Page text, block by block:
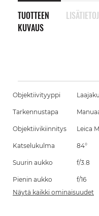
TUOTTEEN
KUVAUS
Objektiivityyppi
Tarkennustapa
Objektiivikiinnitys Leica M
Katselukulma 84°
Suurin aukko f/3.8
Pienin aukko
f/16
Näytä kaikki ominaisuudet